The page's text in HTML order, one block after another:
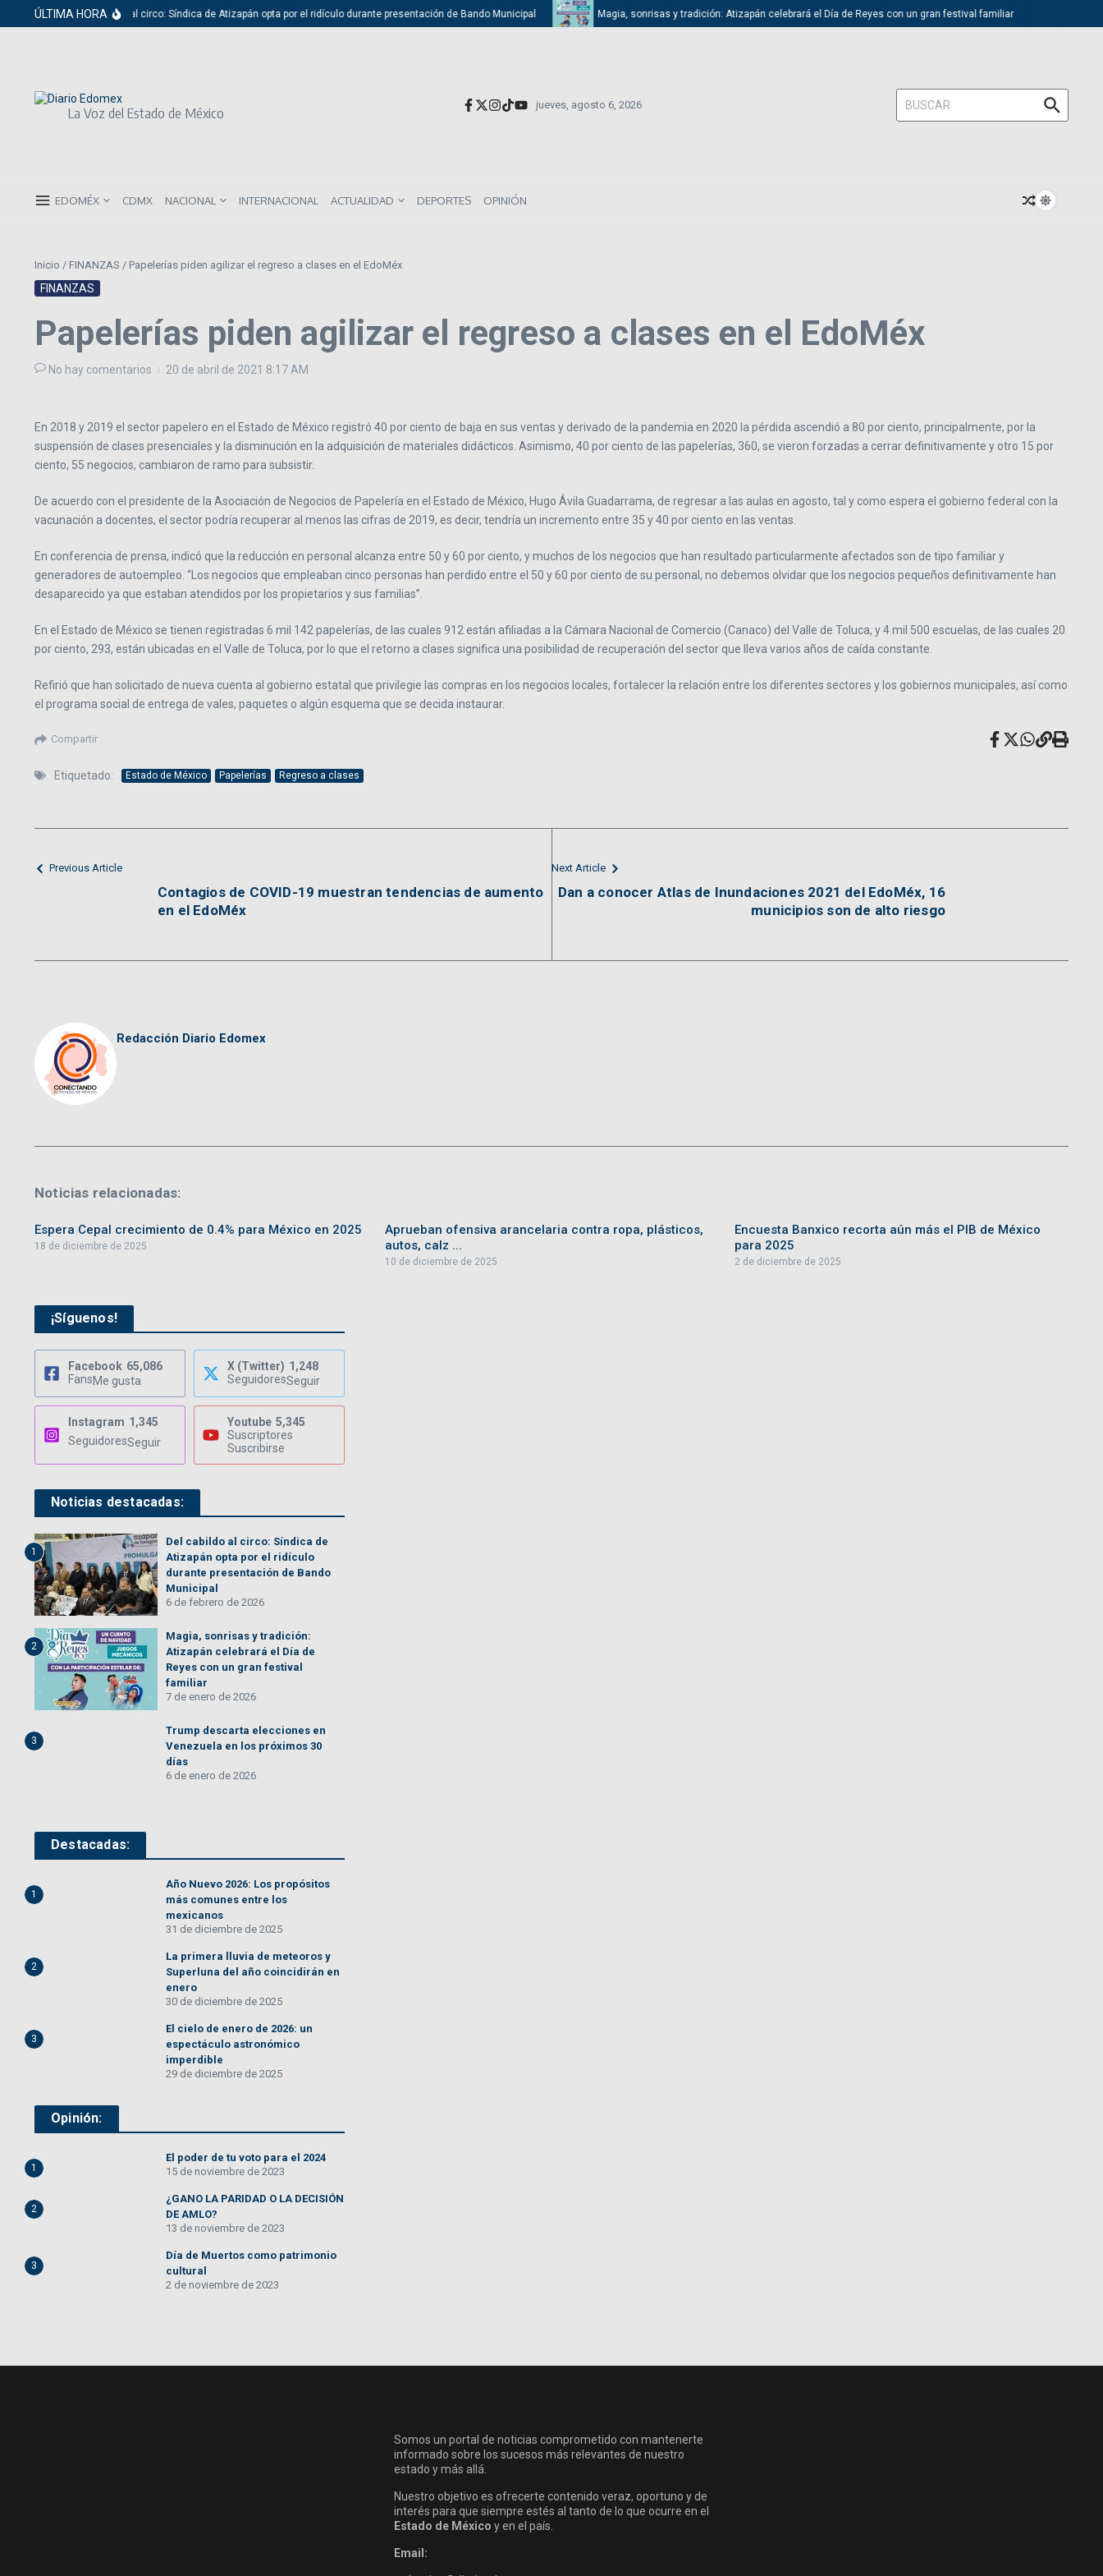
Saltar al contenido
ÚLTIMA HORA
Del cabildo al circo: Síndica de Atizapán opta por el ridículo durante presentación de Bando Municipal Magia, sonrisas y tradición: Atizapán celebrará el Día de Reyes con un gran festival familiar
La Voz del Estado de México jueves, agosto 6, 2026
Buscar:
EDOMÉX CDMX NACIONAL INTERNACIONAL ACTUALIDAD DEPORTES OPINIÓN
Inicio / FINANZAS / Papelerías piden agilizar el regreso a clases en el EdoMéx
FINANZAS
Papelerías piden agilizar el regreso a clases en el EdoMéx
No hay comentarios 20 de abril de 2021 8:17 AM
En 2018 y 2019 el sector papelero en el Estado de México registró 40 por ciento de baja en sus ventas y derivado de la pandemia en 2020 la pérdida ascendió a 80 por ciento, principalmente, por la
suspensión de clases presenciales y la disminución en la adquisición de materiales didácticos. Asimismo, 40 por ciento de las papelerías, 360, se vieron forzadas a cerrar definitivamente y otro 15 por
ciento, 55 negocios, cambiaron de ramo para subsistir.
De acuerdo con el presidente de la Asociación de Negocios de Papelería en el Estado de México, Hugo Ávila Guadarrama, de regresar a las aulas en agosto, tal y como espera el gobierno federal con la
vacunación a docentes, el sector podría recuperar al menos las cifras de 2019, es decir, tendría un incremento entre 35 y 40 por ciento en las ventas.
En conferencia de prensa, indicó que la reducción en personal alcanza entre 50 y 60 por ciento, y muchos de los negocios que han resultado particularmente afectados son de tipo familiar y
generadores de autoempleo. “Los negocios que empleaban cinco personas han perdido entre el 50 y 60 por ciento de su personal, no debemos olvidar que los negocios pequeños definitivamente han
desaparecido ya que estaban atendidos por los propietarios y sus familias”.
En el Estado de México se tienen registradas 6 mil 142 papelerías, de las cuales 912 están afiliadas a la Cámara Nacional de Comercio (Canaco) del Valle de Toluca, y 4 mil 500 escuelas, de las cuales 20
por ciento, 293, están ubicadas en el Valle de Toluca, por lo que el retorno a clases significa una posibilidad de recuperación del sector que lleva varios años de caída constante.
Refirió que han solicitado de nueva cuenta al gobierno estatal que privilegie las compras en los negocios locales, fortalecer la relación entre los diferentes sectores y los gobiernos municipales, así como
el programa social de entrega de vales, paquetes o algún esquema que se decida instaurar.
Compartir
Etiquetado: Estado de México Papelerías Regreso a clases
Previous Article
Contagios de COVID-19 muestran tendencias de aumento
en el EdoMéx
Next Article
Dan a conocer Atlas de Inundaciones 2021 del EdoMéx, 16
municipios son de alto riesgo
Redacción Diario Edomex
Noticias relacionadas:
Espera Cepal crecimiento de 0.4% para México en 2025
18 de diciembre de 2025
Aprueban ofensiva arancelaria contra ropa, plásticos,
autos, calz ...
10 de diciembre de 2025
Encuesta Banxico recorta aún más el PIB de México
para 2025
2 de diciembre de 2025
¡Síguenos!
Facebook 65,086
FansMe gusta
X (Twitter) 1,248
SeguidoresSeguir
Instagram 1,345
SeguidoresSeguir
Youtube 5,345
Suscriptores
Suscribirse
Noticias destacadas:
1
Del cabildo al circo: Síndica de
Atizapán opta por el ridículo
durante presentación de Bando
Municipal
6 de febrero de 2026
2
Magia, sonrisas y tradición:
Atizapán celebrará el Día de
Reyes con un gran festival
familiar
7 de enero de 2026
3
Trump descarta elecciones en
Venezuela en los próximos 30
días
6 de enero de 2026
Destacadas:
1
Año Nuevo 2026: Los propósitos
más comunes entre los
mexicanos
31 de diciembre de 2025
2
La primera lluvia de meteoros y
Superluna del año coincidirán en
enero
30 de diciembre de 2025
3
El cielo de enero de 2026: un
espectáculo astronómico
imperdible
29 de diciembre de 2025
Opinión:
1
El poder de tu voto para el 2024
15 de noviembre de 2023
2
¿GANO LA PARIDAD O LA DECISIÓN
DE AMLO?
13 de noviembre de 2023
3
Día de Muertos como patrimonio
cultural
2 de noviembre de 2023
Somos un portal de noticias comprometido con mantenerte
informado sobre los sucesos más relevantes de nuestro
estado y más allá.
Nuestro objetivo es ofrecerte contenido veraz, oportuno y de
interés para que siempre estés al tanto de lo que ocurre en el
Estado de México y en el país.
Email: